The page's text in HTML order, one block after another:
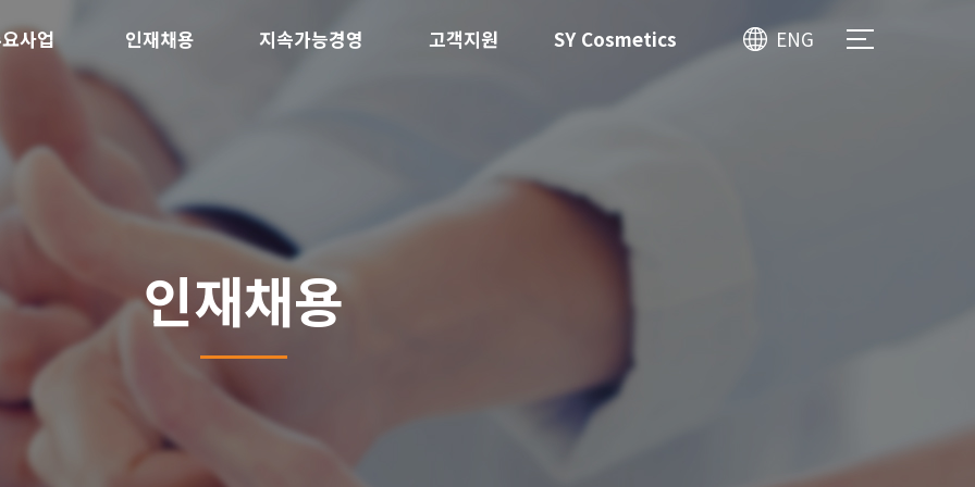
ENG
사업 인재채용 지속가능경영 고객지원 SY Cosmetics
인재채용